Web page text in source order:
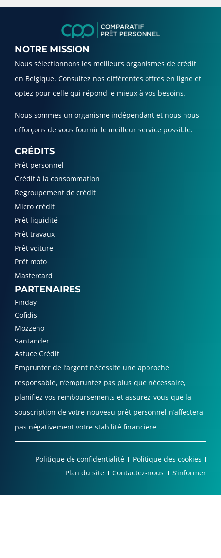
NOTRE MISSION
Nous sélectionnons les meilleurs organismes de crédit
en Belgique. Consultez nos différentes offres en ligne et
optez pour celle qui répond le mieux à vos besoins.
Nous sommes un organisme indépendant et nous nous
efforçons de vous fournir le meilleur service possible.
CRÉDITS
Prêt personnel
Crédit à la consommation
Regroupement de crédit
Micro crédit
Prêt liquidité
Prêt travaux
Prêt voiture
Prêt moto
Mastercard
PARTENAIRES
Finday
Cofidis
Mozzeno
Santander
Astuce Crédit
Emprunter de l’argent nécessite une approche
responsable, n’empruntez pas plus que nécessaire,
planifiez vos remboursements et assurez-vous que la
souscription de votre nouveau prêt personnel n’affectera
pas négativement votre stabilité financière.
Politique de confidentialité
Politique des cookies
Plan du site
Contactez-nous S’informer